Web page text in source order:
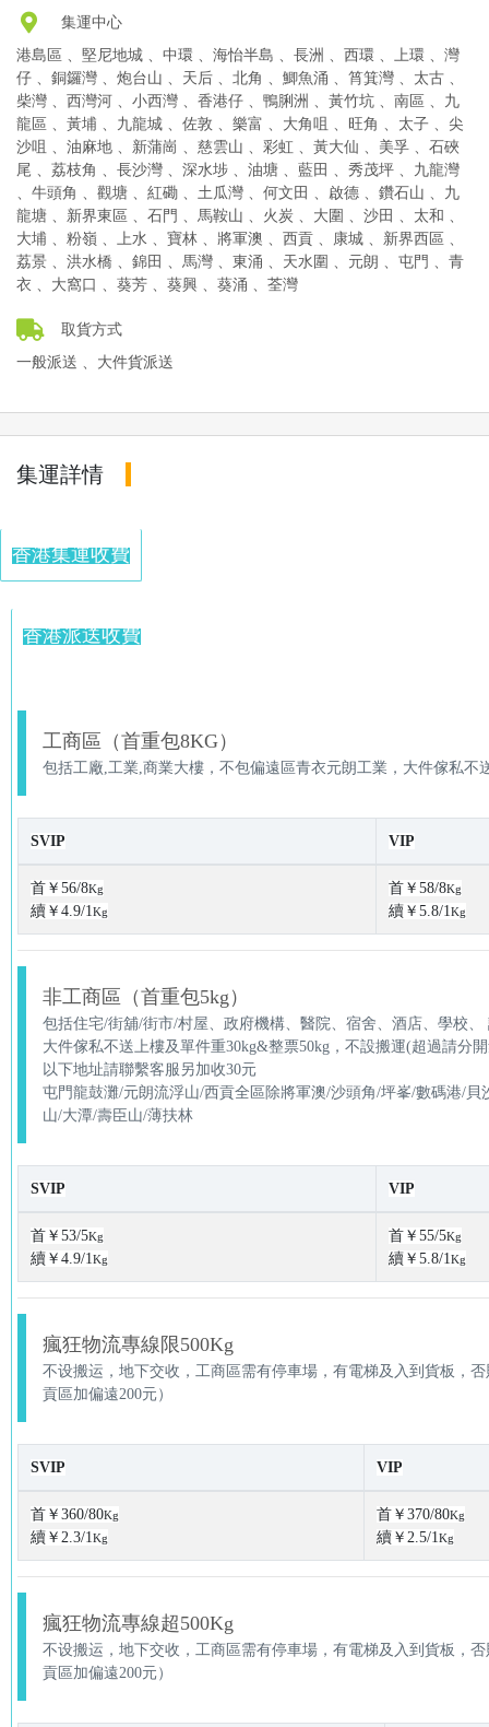
集運中心
港島區 、堅尼地城 、中環 、海怡半島 、長洲 、西環 、上環 、灣
仔 、銅鑼灣 、炮台山 、天后 、北角 、鯽魚涌 、筲箕灣 、太古 、
柴灣 、西灣河 、小西灣 、香港仔 、鴨脷洲 、黃竹坑 、南區 、九
龍區 、黃埔 、九龍城 、佐敦 、樂富 、大角咀 、旺角 、太子 、尖
沙咀 、油麻地 、新蒲崗 、慈雲山 、彩虹 、黃大仙 、美孚 、石硤
尾 、荔枝角 、長沙灣 、深水埗 、油塘 、藍田 、秀茂坪 、九龍灣
、牛頭角 、觀塘 、紅磡 、土瓜灣 、何文田 、啟德 、鑽石山 、九
龍塘 、新界東區 、石門 、馬鞍山 、火炭 、大圍 、沙田 、太和 、
大埔 、粉嶺 、上水 、寶林 、將軍澳 、西貢 、康城 、新界西區 、
荔景 、洪水橋 、錦田 、馬灣 、東涌 、天水圍 、元朗 、屯門 、青
衣 、大窩口 、葵芳 、葵興 、葵涌 、荃灣
取貨方式
一般派送 、大件貨派送
集運詳情
香港集運收費
香港派送收費
工商區（首重包8KG）
包括工廠,工業,商業大樓，不包偏遠區青衣元朗工業，大件傢私
SVIP VIP
首￥56/8Kg
續￥4.9/1Kg
首￥58/8Kg
續￥5.8/1Kg
非工商區（首重包5kg）
包括住宅/街舖/街市/村屋、政府機構、醫院、宿舍、酒店、學校、
大件傢私不送上樓及單件重30kg&整票50kg，不設搬運(超過請分
以下地址請聯繫客服另加收30元
屯門龍鼓灘/元朗流浮山/西貢全區除將軍澳/沙頭角/坪峯/數碼港/
山/大潭/壽臣山/薄扶林
SVIP VIP
首￥53/5Kg
續￥4.9/1Kg
首￥55/5Kg
續￥5.8/1Kg
瘋狂物流專線限500Kg
不设搬运，地下交收，工商區需有停車場，有電梯及入到貨板，
貢區加偏遠200元）
SVIP VIP
首￥360/80Kg
續￥2.3/1Kg
首￥370/80Kg
續￥2.5/1Kg
瘋狂物流專線超500Kg
不设搬运，地下交收，工商區需有停車場，有電梯及入到貨板，
貢區加偏遠200元）